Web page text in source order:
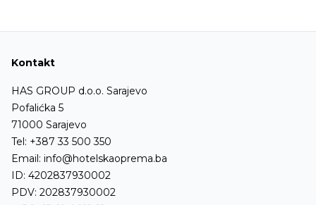
Kontakt
HAS GROUP d.o.o. Sarajevo
Pofalićka 5
71000 Sarajevo
Tel: +387 33 500 350
Email: info@hotelskaoprema.ba
ID: 4202837930002
PDV: 202837930002